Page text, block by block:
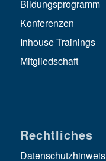
Bildungsprogramm
Konferenzen
Inhouse Trainings
Mitgliedschaft
Rechtliches
Datenschutzhinweis